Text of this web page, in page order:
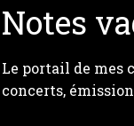
Notes
Le portail de mes
concerts,